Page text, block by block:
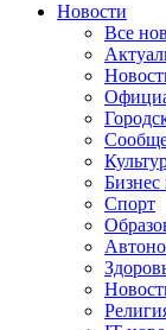
Новости
Все
Бизнес
Спорт